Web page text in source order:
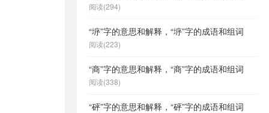
阅读(294)
“垿”字的意思和解释，“垿”字的成语和组词
阅读(223)
“商”字的意思和解释，“商”字的成语和组词
阅读(338)
“砰”字的意思和解释，“砰”字的成语和组词